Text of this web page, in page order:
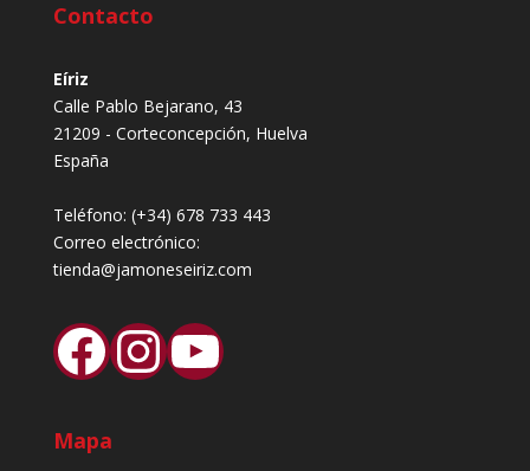
Contacto
Eíriz
Calle Pablo Bejarano, 43
21209 - Corteconcepción, Huelva
España
Teléfono: (+34) 678 733 443
Correo electrónico:
tienda@jamoneseiriz.com
Facebook
Instagram
YouTube
Mapa